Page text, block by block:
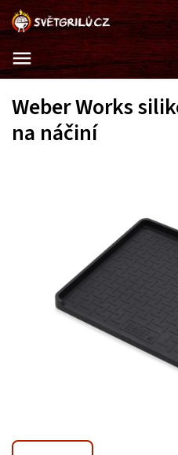
Weber Works
na náčiní